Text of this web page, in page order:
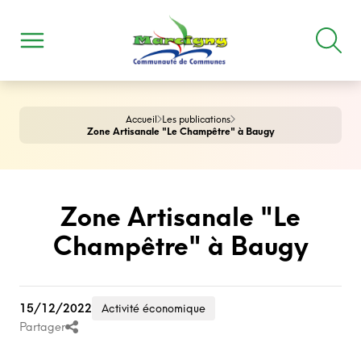
Accueil Les publications
Zone Artisanale "Le Champêtre" à Baugy
Zone Artisanale "Le
Champêtre" à Baugy
15/12/2022
Activité économique
Partager